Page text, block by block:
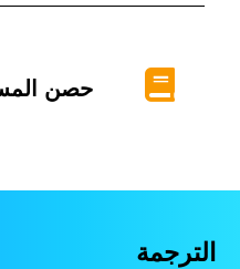
حصن
الترجمة